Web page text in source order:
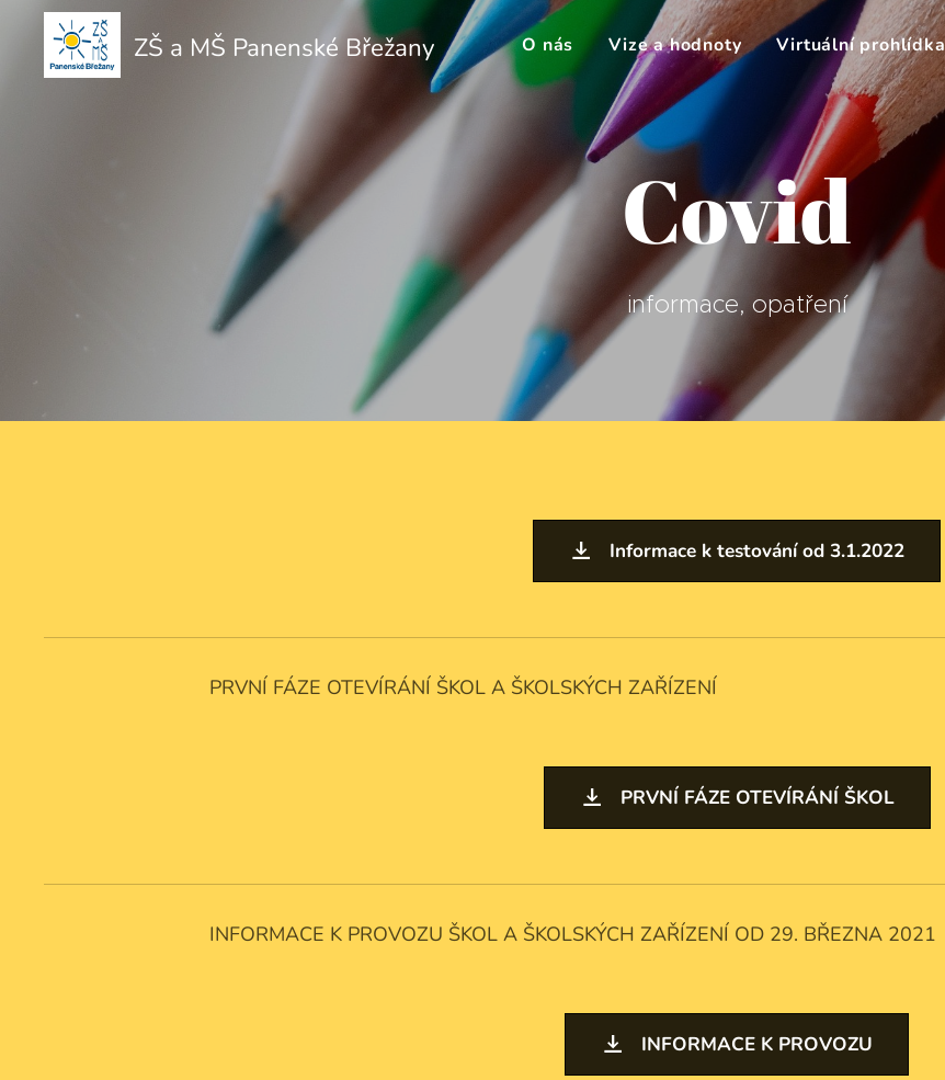
ZŠ a MŠ Panenské Břežany O nás Vize a hodnoty Virtuální prohlídka
Covid
informace, opatření
Informace k testování od 3.1.2022
PRVNÍ FÁZE OTEVÍRÁNÍ ŠKOL A ŠKOLSKÝCH ZAŘÍZENÍ
PRVNÍ FÁZE OTEVÍRÁNÍ ŠKOL
INFORMACE K PROVOZU ŠKOL A ŠKOLSKÝCH ZAŘÍZENÍ OD 29. BŘEZNA 2021
INFORMACE K PROVOZU